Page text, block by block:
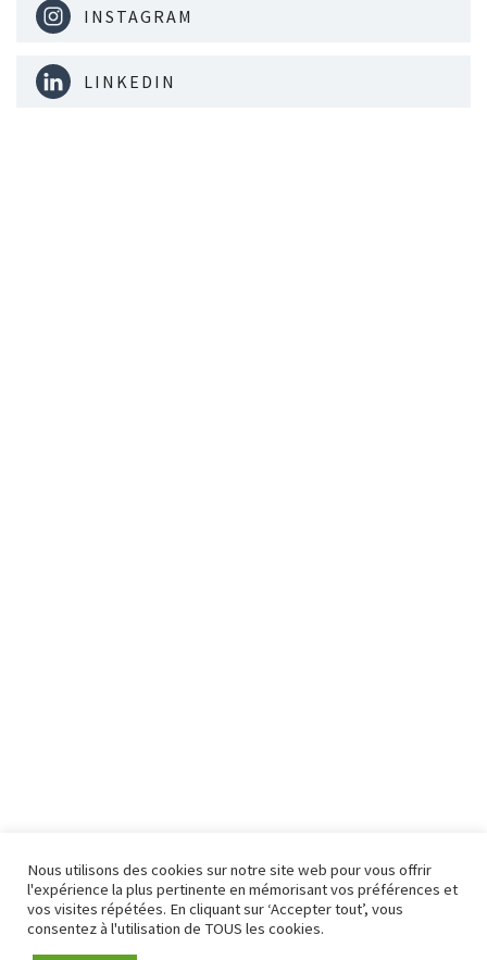
INSTAGRAM
LINKEDIN
Nous utilisons des cookies sur notre site web pour vous offrir
l'expérience la plus pertinente en mémorisant vos préférences et
vos visites répétées. En cliquant sur ‘Accepter tout’, vous
consentez à l'utilisation de TOUS les cookies.